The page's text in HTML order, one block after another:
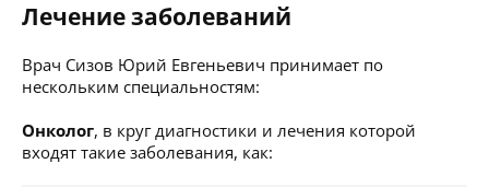
Лечение заболеваний
Врач Сизов Юрий Евгеньевич принимает по
нескольким специальностям:
Онколог, в круг диагностики и лечения которой
входят такие заболевания, как: